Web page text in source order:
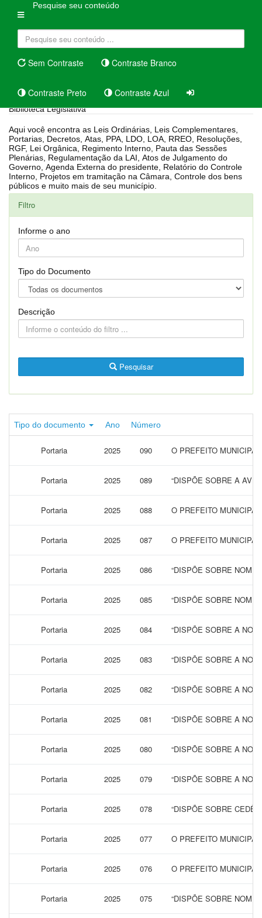
Pesquise seu conteúdo
Sem Contraste Contraste Branco
Contraste Preto Contraste Azul
Biblioteca Legislativa
Aqui você encontra as Leis Ordinárias, Leis Complementares,
Portarias, Decretos, Atas, PPA, LDO, LOA, RREO, Resoluções,
RGF, Lei Orgânica, Regimento Interno, Pauta das Sessões
Plenárias, Regulamentação da LAI, Atos de Julgamento do
Governo, Agenda Externa do presidente, Relatório do Controle
Interno, Projetos em tramitação na Câmara, Controle dos bens
públicos e muito mais de seu município.
Filtro
Informe o ano
Tipo do Documento
Descrição
Pesquisar
Tipo do documento Ano Número
Portaria 2025 090 O PREFEITO
Portaria 2025 089 “DISPÕE SOBRE A
Portaria 2025 088 O PREFEITO
Portaria 2025 087 O PREFEITO
Portaria 2025 086 “DISPÕE SOBRE
Portaria 2025 085 “DISPÕE SOBRE
Portaria 2025 084 “DISPÕE SOBRE A
Portaria 2025 083 “DISPÕE SOBRE A
Portaria 2025 082 “DISPÕE SOBRE A
Portaria 2025 081 “DISPÕE SOBRE A
Portaria 2025 080 “DISPÕE SOBRE A
Portaria 2025 079 “DISPÕE SOBRE A
Portaria 2025 078 “DISPÕE SOBRE
Portaria 2025 077 O PREFEITO
Portaria 2025 076 O PREFEITO
Portaria 2025 075 “DISPÕE SOBRE